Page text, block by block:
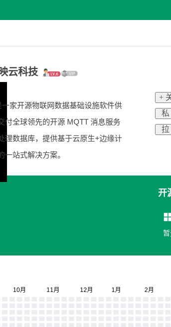
云科技
一家开源物联网数据基础设施软件供
付全球领先的开源 MQTT 消息服务
理数据库，提供基于云原生+边缘计
一站式解决方案。
+
私
拉
开